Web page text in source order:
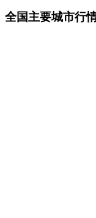
全国主要城市行